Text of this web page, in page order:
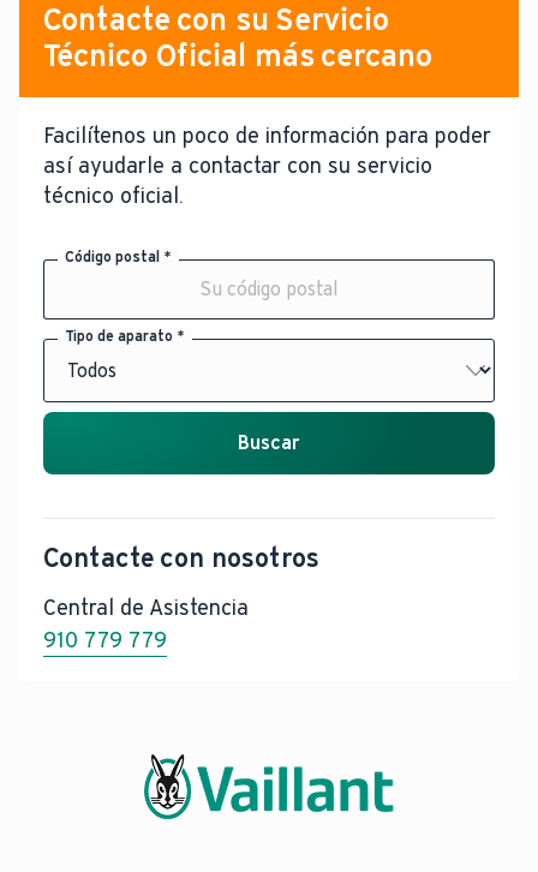
Contacte con su Servicio
Técnico Oficial más cercano
Facilítenos un poco de información para poder
así ayudarle a contactar con su servicio
técnico oficial.
Código postal *
Tipo de aparato *
Buscar
Contacte con nosotros
Central de Asistencia
910 779 779